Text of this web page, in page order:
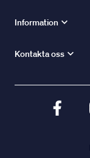
Information
Kontakta oss